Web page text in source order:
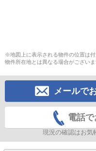
※地図上に表示される物件の位置は
物件所在地とは異なる場合がございま
メールで
電話
現況の確認はお気